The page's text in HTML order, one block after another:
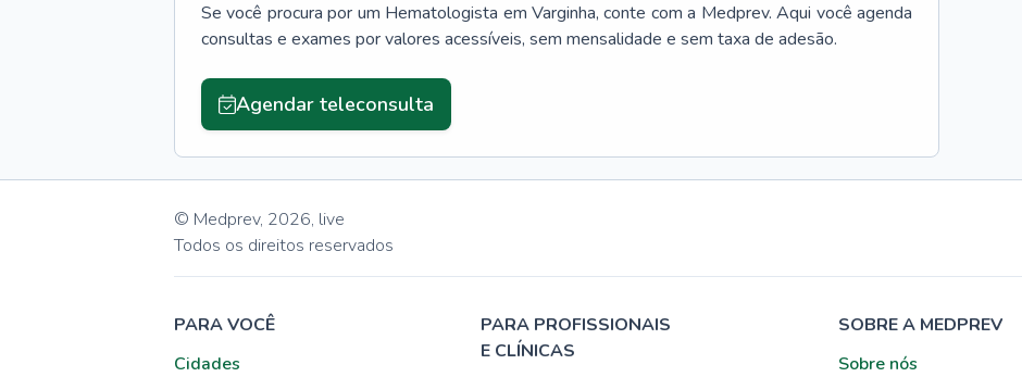
Se você procura por um Hematologista em Varginha, conte com a Medprev. Aqui você agenda
consultas e exames por valores acessíveis, sem mensalidade e sem taxa de adesão.
Agendar teleconsulta
© Medprev, 2026, live
Todos os direitos reservados
PARA VOCÊ
Cidades
PARA PROFISSIONAIS
E CLÍNICAS
SOBRE A MEDPREV
Sobre nós